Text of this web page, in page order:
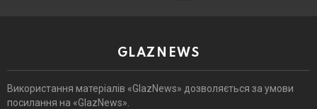
GLAZNEWS
Використання матеріалів «GlazNews» дозволяється за умови
посилання на «GlazNews».